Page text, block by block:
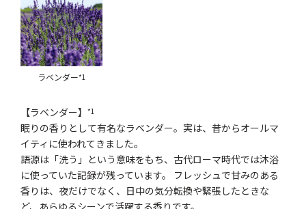
ラベンダー*1
【ラベンダー】*1
眠りの香りとして有名なラベンダー。実は、昔からオールマ
イティに使われてきました。
語源は「洗う」という意味をもち、古代ローマ時代では沐浴
に使っていた記録が残っています。 フレッシュで甘みのある
香りは、夜だけでなく、日中の気分転換や緊張したときな
ど、あらゆるシーンで活躍する香りです。